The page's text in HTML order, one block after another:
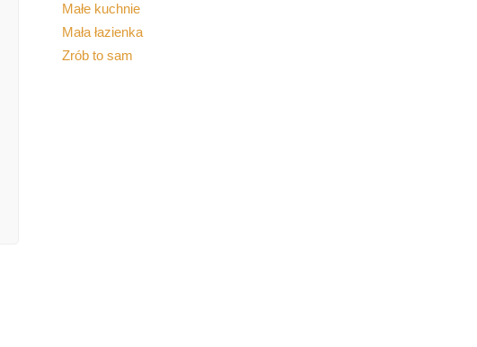
Małe kuchnie
Mała łazienka
Zrób to sam